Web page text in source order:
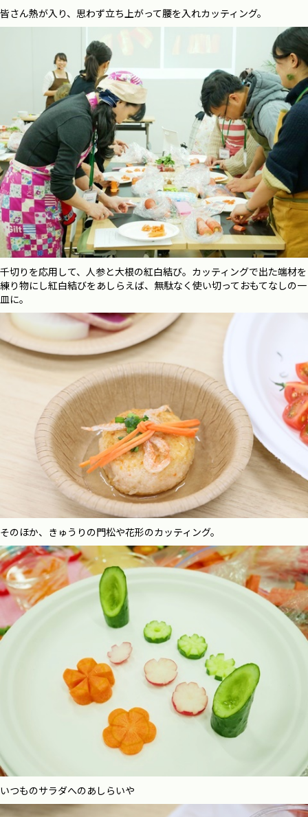
皆さん熱が入り、思わず立ち上がって腰を入れカッティング。
千切りを応用して、人参と大根の紅白結び。カッティングで出た端材を
練り物にし紅白結びをあしらえば、無駄なく使い切っておもてなしの一
皿に。
そのほか、きゅうりの門松や花形のカッティング。
いつものサラダへのあしらいや